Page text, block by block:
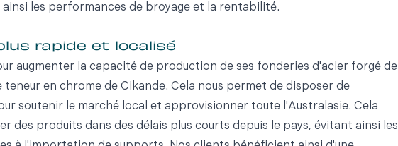
les performances de broyage et la rentabilité.
rapide et localisé
augmenter la capacité de production de ses fonderies d'acier forgé de
en chrome de Cikande. Cela nous permet de disposer de
soutenir le marché local et approvisionner toute l'Australasie. Cela
des produits dans des délais plus courts depuis le pays, évitant ainsi les